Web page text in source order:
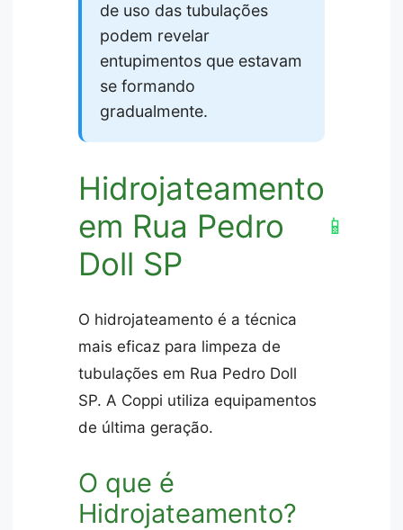
de uso das tubulações
podem revelar
entupimentos que estavam
se formando
gradualmente.
Hidrojateamento
em Rua Pedro
Doll SP
📱
O hidrojateamento é a técnica
mais eficaz para limpeza de
tubulações em Rua Pedro Doll
SP. A Coppi utiliza equipamentos
de última geração.
O que é
Hidrojateamento?